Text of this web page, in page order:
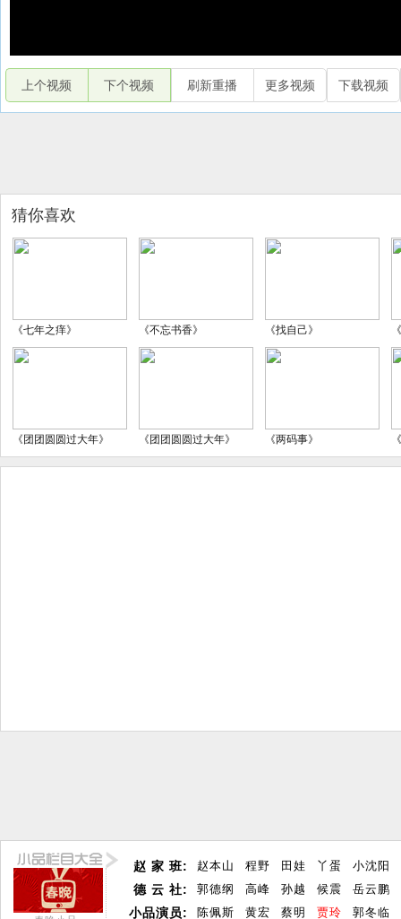
上个视频 下个视频 刷新重播 更多视频 下载视频
猜你喜欢
《七年之痒》 《不忘书香》 《找自己》
《团团圆圆过大年》 《团团圆圆过大年》 《两码事》
赵 家 班:
德 云 社:
小品演员:
赵本山 程野 田娃 丫蛋
小沈阳
郭德纲
高峰 孙越 候震
岳云鹏
陈佩斯
黄宏 蔡明 贾玲 郭冬临